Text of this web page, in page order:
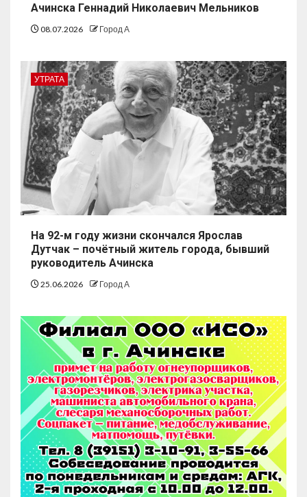
Ачинска Геннадий Николаевич Мельников
08.07.2026 Город А
УТРАТА
На 92-м году жизни скончался Ярослав
Дутчак – почётный житель города, бывший
руководитель Ачинска
25.06.2026 Город А